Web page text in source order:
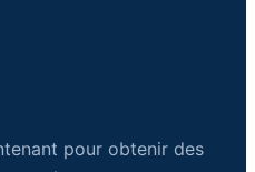
pour obtenir des